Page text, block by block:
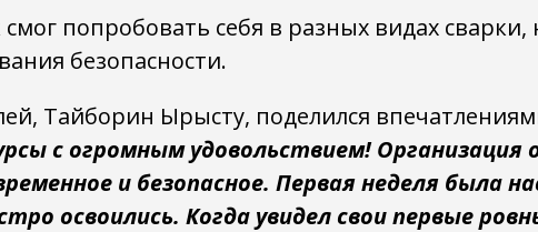
попробовать себя в разных видах
безопасности.
Тайборин Ырысту, поделился
с огромным удовольствием! Организация
и безопасное. Первая неделя
освоились. Когда увидел свои первые